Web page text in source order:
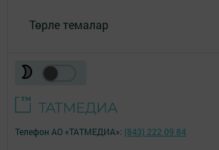
Төрле темалар
Телефон АО «ТАТМЕДИА»: (843) 222 09 84